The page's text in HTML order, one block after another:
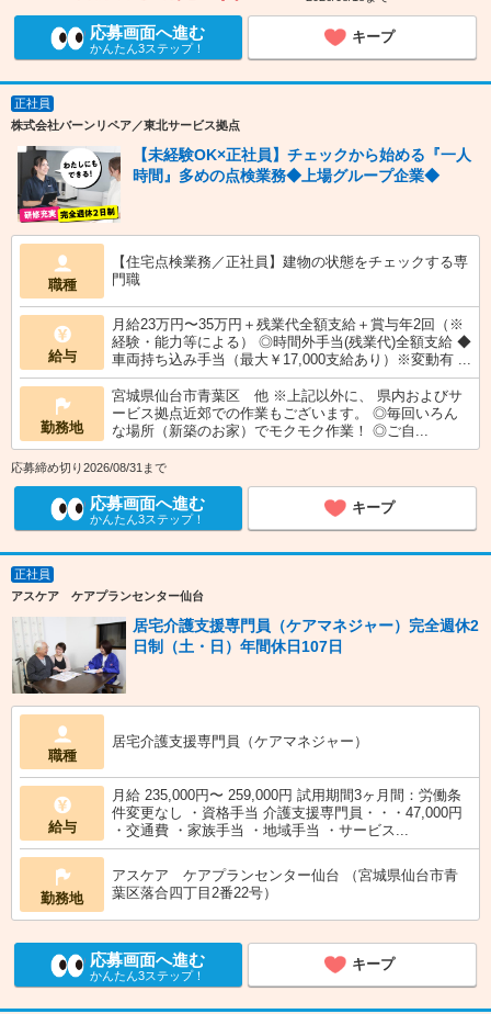
応募画面へ進む
かんたん3ステップ！
キープ
正社員
株式会社バーンリペア／東北サービス拠点
【未経験OK×正社員】チェックから始める『一人
時間』多めの点検業務◆上場グループ企業◆
職種
【住宅点検業務／正社員】建物の状態をチェックする専
門職
給与
月給23万円〜35万円＋残業代全額支給＋賞与年2回（※
経験・能力等による） ◎時間外手当(残業代)全額支給 ◆
車両持ち込み手当（最大￥17,000支給あり）※変動有 ...
勤務地
宮城県仙台市青葉区 他 ※上記以外に、 県内およびサ
ービス拠点近郊での作業もございます。 ◎毎回いろん
な場所（新築のお家）でモクモク作業！ ◎ご自...
応募締め切り2026/08/31まで
応募画面へ進む
かんたん3ステップ！
キープ
正社員
アスケア ケアプランセンター仙台
居宅介護支援専門員（ケアマネジャー）完全週休2
日制（土・日）年間休日107日
職種
居宅介護支援専門員（ケアマネジャー）
給与
月給 235,000円〜 259,000円 試用期間3ヶ月間：労働条
件変更なし ・資格手当 介護支援専門員・・・47,000円
・交通費 ・家族手当 ・地域手当 ・サービス...
勤務地
アスケア ケアプランセンター仙台 （宮城県仙台市青
葉区落合四丁目2番22号）
応募画面へ進む
かんたん3ステップ！
キープ